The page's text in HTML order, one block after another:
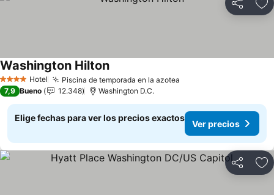
Compartir
4 EstrellasHotel Piscina de temporada en la azotea
Washington HiltonVer precios
7,9 Bueno 12.348 Washington D.C.
Elige fechas para ver los precios exactos
Ver precios
Compartir